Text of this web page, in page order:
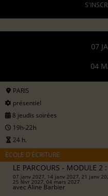
07
04
PARIS
présentiel
8 jeudis soirées
19h-22h
24 h.
ÉCOLE D'ÉCRITURE
LE PARCOURS - MODULE 2
07 janv 2027, 14 janv 2027, 21 janv
25 févr 2027, 04 mars 2027
avec Aline Barbier